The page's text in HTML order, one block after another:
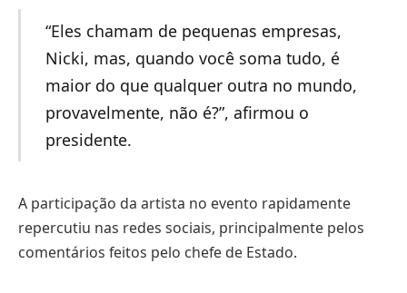
“Eles chamam de pequenas empresas,
Nicki, mas, quando você soma tudo, é
maior do que qualquer outra no mundo,
provavelmente, não é?”, afirmou o
presidente.
A participação da artista no evento rapidamente
repercutiu nas redes sociais, principalmente pelos
comentários feitos pelo chefe de Estado.